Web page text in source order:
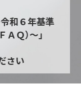
和６年基準
Ｑ）～」
さい